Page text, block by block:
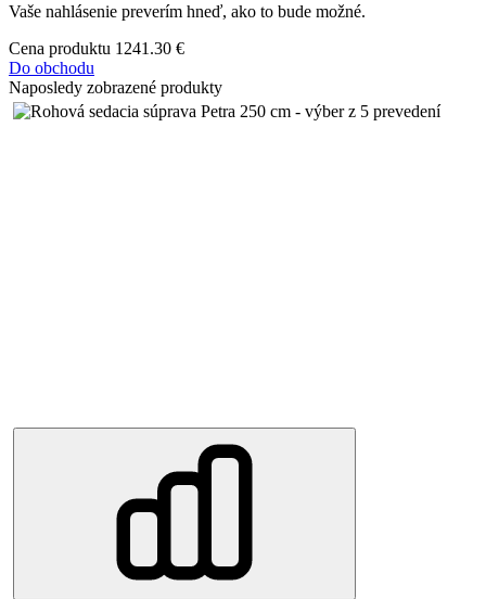
Vaše nahlásenie preverím hneď, ako to bude možné.
Cena produktu 1241.30 €
Do obchodu
Naposledy zobrazené produkty